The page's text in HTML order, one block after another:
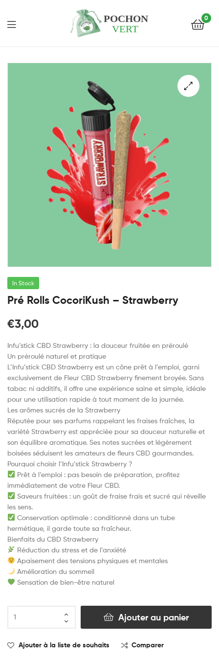
0
In Stock
Pré Rolls CocoriKush – Strawberry
€3,00
Infu’stick CBD Strawberry : la douceur fruitée en préroulé
Un préroulé naturel et pratique
L’Infu’stick CBD Strawberry est un cône prêt à l’emploi, garni
exclusivement de Fleur CBD Strawberry finement broyée. Sans
tabac ni additifs, il offre une expérience saine et simple, idéale
pour une utilisation rapide à tout moment de la journée.
Les arômes sucrés de la Strawberry
Réputée pour ses parfums rappelant les fraises fraîches, la
variété Strawberry est appréciée pour sa douceur naturelle et
son équilibre aromatique. Ses notes sucrées et légèrement
boisées séduisent les amateurs de fleurs CBD gourmandes.
Pourquoi choisir l’Infu’stick Strawberry ?
Prêt à l’emploi : pas besoin de préparation, profitez
immédiatement de votre Fleur CBD.
Saveurs fruitées : un goût de fraise frais et sucré qui réveille
les sens.
Conservation optimale : conditionné dans un tube
hermétique, il garde toute sa fraîcheur.
Bienfaits du CBD Strawberry
Réduction du stress et de l’anxiété
Apaisement des tensions physiques et mentales
Amélioration du sommeil
Sensation de bien-être naturel
Ajouter au panier
Ajouter à la liste de souhaits Comparer